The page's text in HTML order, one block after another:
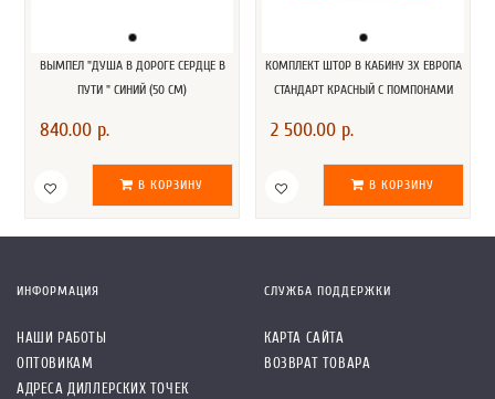
ВЫМПЕЛ "ДУША В ДОРОГЕ СЕРДЦЕ В
ПУТИ " СИНИЙ (50 СМ)
840.00 р.
В КОРЗИНУ
КОМПЛЕКТ ШТОР В КАБИНУ 3Х ЕВРОПА
СТАНДАРТ КРАСНЫЙ С ПОМПОНАМИ
2 500.00 р.
В КОРЗИНУ
ИНФОРМАЦИЯ
НАШИ РАБОТЫ
ОПТОВИКАМ
АДРЕСА ДИЛЛЕРСКИХ ТОЧЕК
СЛУЖБА ПОДДЕРЖКИ
КАРТА САЙТА
ВОЗВРАТ ТОВАРА